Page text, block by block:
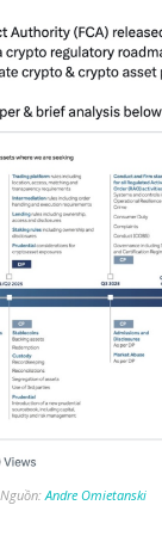
Nguồn: Andre Omietanski